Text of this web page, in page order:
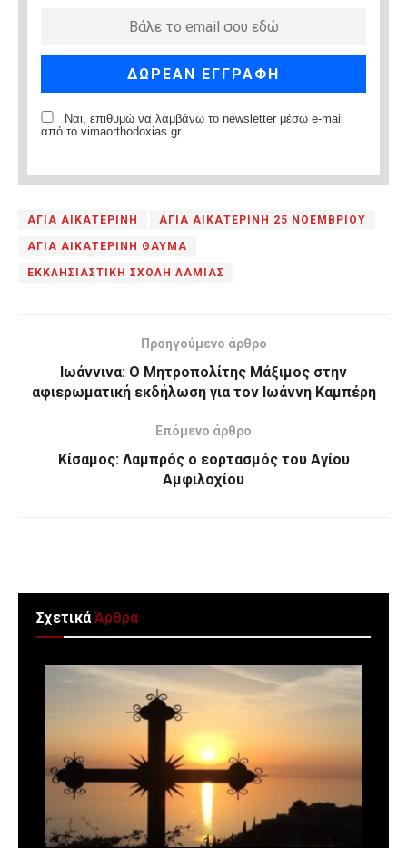
Ναι, επιθυμώ να λαμβάνω το newsletter μέσω e-mail
από το vimaorthodoxias.gr
ΑΓΙΑ ΑΙΚΑΤΕΡΙΝΗ ΑΓΙΑ ΑΙΚΑΤΕΡΙΝΗ 25 ΝΟΕΜΒΡΙΟΥ
ΑΓΙΑ ΑΙΚΑΤΕΡΙΝΗ ΘΑΥΜΑ
ΕΚΚΛΗΣΙΑΣΤΙΚΗ ΣΧΟΛΗ ΛΑΜΙΑΣ
Προηγούμενο άρθρο
Ιωάννινα: Ο Μητροπολίτης Μάξιμος στην
αφιερωματική εκδήλωση για τον Ιωάννη Καμπέρη
Επόμενο άρθρο
Κίσαμος: Λαμπρός ο εορτασμός του Αγίου
Αμφιλοχίου
ΣχετικάΆρθρα